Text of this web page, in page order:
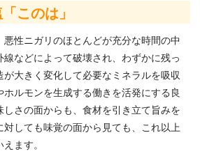
このは」
性ニガリのほとんどが充分な時間の中
などによって破壊され、わずかに残っ
大きく変化して必要なミネラルを吸収
ホルモンを生成する働きを活発にする良
さの面からも、食材を引き立て旨みを
しても味覚の面から見ても、これ以上
ます。